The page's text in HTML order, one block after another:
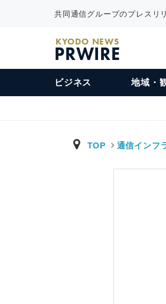
共同通信グループのプレスリ
KYODO NEWS
PRWIRE
ビジネス 地域・
TOP 通信インフ